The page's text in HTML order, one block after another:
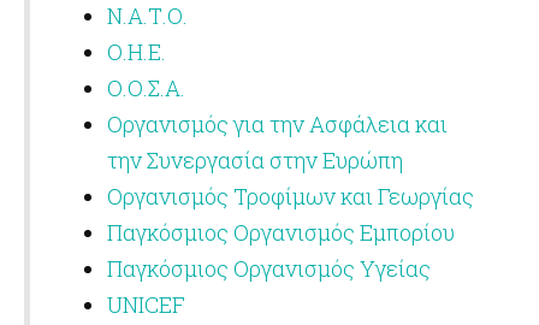
Ν.Α.Τ.Ο.
Ο.Η.Ε.
Ο.Ο.Σ.Α.
Οργανισμός για την Ασφάλεια και
την Συνεργασία στην Ευρώπη
Οργανισμός Τροφίμων και Γεωργίας
Παγκόσμιος Οργανισμός Εμπορίου
Παγκόσμιος Οργανισμός Υγείας
UNICEF